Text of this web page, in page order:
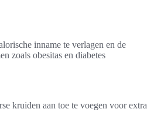
inname te verlagen en de
zoals obesitas en diabetes
kruiden aan toe te voegen voor extra